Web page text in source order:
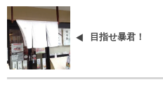
目指せ暴君！